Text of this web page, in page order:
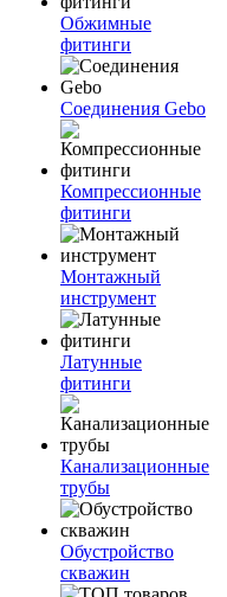
Обжимные
фитинги
Соединения Gebo
Компрессионные
фитинги
Монтажный
инструмент
Латунные
фитинги
Канализационные
трубы
Обустройство
скважин